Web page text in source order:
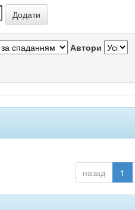
Автори
назад 1